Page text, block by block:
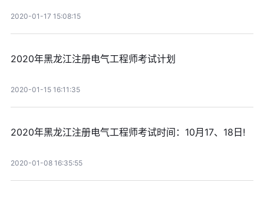
2020-01-17 15:08:15
2020年黑龙江注册电气工程师考试计划
2020-01-15 16:11:35
2020年黑龙江注册电气工程师考试时间：10月17、18日!
2020-01-08 16:35:55